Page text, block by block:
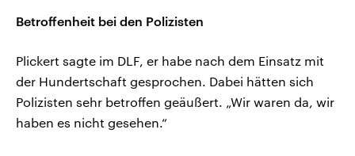
Betroffenheit bei den Polizisten
Plickert sagte im DLF, er habe nach dem Einsatz mit
der Hundertschaft gesprochen. Dabei hätten sich
Polizisten sehr betroffen geäußert. „Wir waren da, wir
haben es nicht gesehen.“